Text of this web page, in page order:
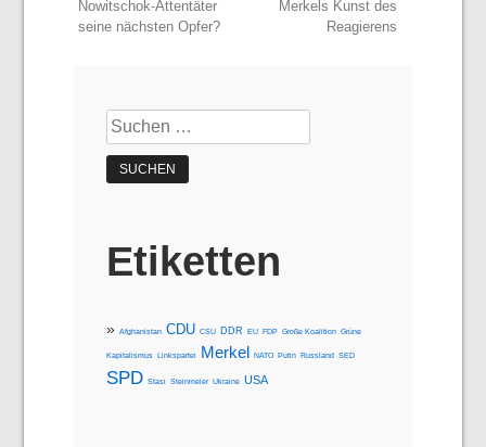
Nowitschok-Attentäter
seine nächsten Opfer?
Merkels Kunst des
Reagierens
Suchen
nach:
Etiketten
Afghanistan CDU CSU DDR EU FDP Große Koalition Grüne
Kapitalismus Linkspartei Merkel NATO Putin Russland SED
SPD Stasi Steinmeier Ukraine USA